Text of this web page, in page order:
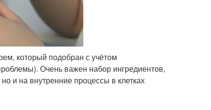
который подобран с учётом
Очень важен набор ингредиентов,
и на внутренние процессы в клетках